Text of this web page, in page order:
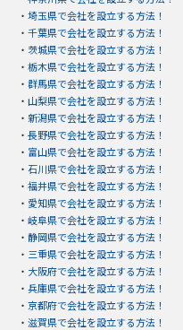
・ 埼玉県で会社を設立する方法！
・ 千葉県で会社を設立する方法！
・ 茨城県で会社を設立する方法！
・ 栃木県で会社を設立する方法！
・ 群馬県で会社を設立する方法！
・ 山梨県で会社を設立する方法！
・ 新潟県で会社を設立する方法！
・ 長野県で会社を設立する方法！
・ 富山県で会社を設立する方法！
・ 石川県で会社を設立する方法！
・ 福井県で会社を設立する方法！
・ 愛知県で会社を設立する方法！
・ 岐阜県で会社を設立する方法！
・ 静岡県で会社を設立する方法！
・ 三重県で会社を設立する方法！
・ 大阪府で会社を設立する方法！
・ 兵庫県で会社を設立する方法！
・ 京都府で会社を設立する方法！
・ 滋賀県で会社を設立する方法！